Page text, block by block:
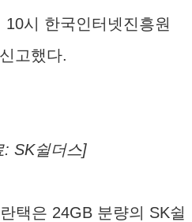
시 한국인터넷진흥원
고했다.
SK쉴더스]
택은 24GB 분량의 SK쉴